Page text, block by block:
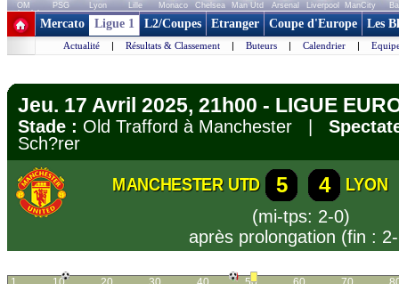
OM PSG Lyon Lille Monaco Chelsea Man Utd Arsenal Liverpool ManCity
+ de clubs
Mercato Ligue 1 L2/Coupes Etranger Coupe d'Europe Les
Actualité | Résultats & Classement | Buteurs | Calendrier |
Jeu. 17 Avril 2025, 21h00 - LIGUE
Stade : Old Trafford à Manchester |
Sch?rer
MANCHESTER UTD 5 4
LYON
(mi-tps: 2-0)
après prolongation (fin :